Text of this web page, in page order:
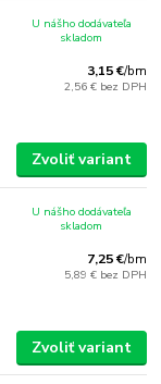
3,15 €/bm
2,56 € bez DPH
U nášho dodávateľa
skladom
Zvoliť variant
7,25 €/bm
5,89 € bez DPH
U nášho dodávateľa
skladom
Zvoliť variant